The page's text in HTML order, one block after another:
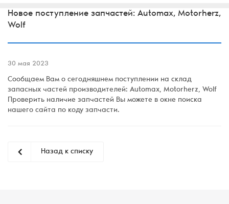
Новое поступление запчастей: Automax, Motorherz,
Wolf
30 мая 2023
Сообщаем Вам о сегодняшнем поступлении на склад
запасных частей производителей: Automax, Motorherz, Wolf
Проверить наличие запчастей Вы можете в окне поиска
нашего сайта по коду запчасти.
Назад к списку